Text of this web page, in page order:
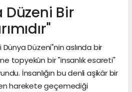
Düzeni Bir
Düzeni"nin aslında bir
topyekûn bir "insanlık esareti"
İnsanlığın bu denli aşikâr bir
harekete geçemediği